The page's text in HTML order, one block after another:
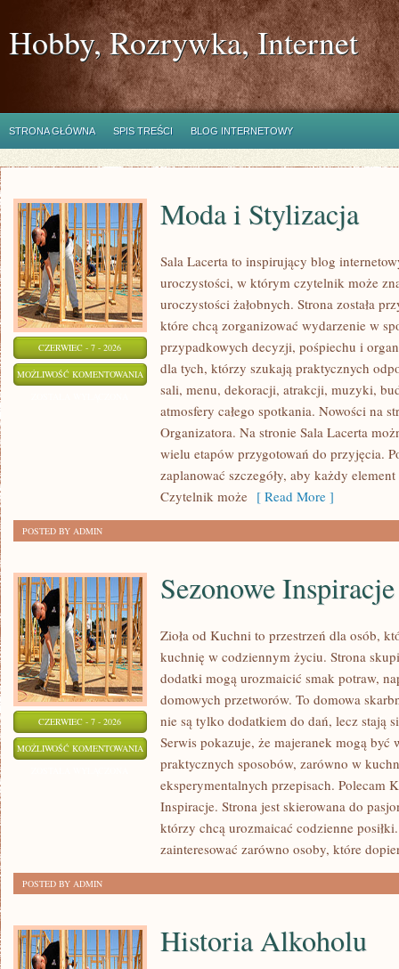
Hobby, Rozrywka, Internet
STRONA GŁÓWNA SPIS TREŚCI BLOG INTERNETOWY
CZERWIEC - 7 - 2026
MOŻLIWOŚĆ KOMENTOWANIA MODA
STYLIZACJA
Moda i Stylizacja
Sala Lacerta to inspirujący blog
uroczystości, w którym czytelnik może
uroczystości żałobnych. Strona została
które chcą zorganizować wydarzenie w
przypadkowych decyzji, pośpiechu i
dla tych, którzy szukają praktycznych
sali, menu, dekoracji, atrakcji, muzyki,
atmosfery całego spotkania. Nowości na
Organizatora. Na stronie Sala Lacerta
wielu etapów przygotowań do przyjęcia.
zaplanować szczegóły, aby każdy
Czytelnik może [ Read More ]
POSTED BY ADMIN
CZERWIEC - 7 - 2026
MOŻLIWOŚĆ KOMENTOWANIA SEZONOWE
INSPIRACJE
Sezonowe Inspiracje
Zioła od Kuchni to przestrzeń dla osób,
kuchnię w codziennym życiu. Strona
dodatki mogą urozmaicić smak potraw,
domowych przetworów. To domowa
nie są tylko dodatkiem do dań, lecz stają
Serwis pokazuje, że majeranek mogą
praktycznych sposobów, zarówno w
eksperymentalnych przepisach. Polecam
Inspiracje. Strona jest skierowana do
którzy chcą urozmaicać codzienne
zainteresować zarówno osoby, które
POSTED BY ADMIN
Historia Alkoholu